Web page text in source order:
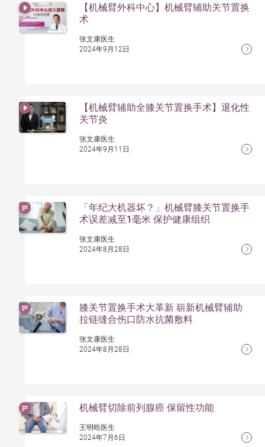
【机械臂外科中心】机械臂辅助关节置换
术
张文康医生
2024年9月12日
【机械臂辅助全膝关节置换手术】退化性
关节炎
张文康医生
2024年9月11日
「年纪大机器坏？」机械臂膝关节置换手
术误差减至1毫米 保护健康组织
张文康医生
2024年8月28日
膝关节置换手术大革新 崭新机械臂辅助
拉链缝合伤口防水抗菌敷料
张文康医生
2024年8月28日
机械臂切除前列腺癌 保留性功能
王明晧医生
2024年7月6日